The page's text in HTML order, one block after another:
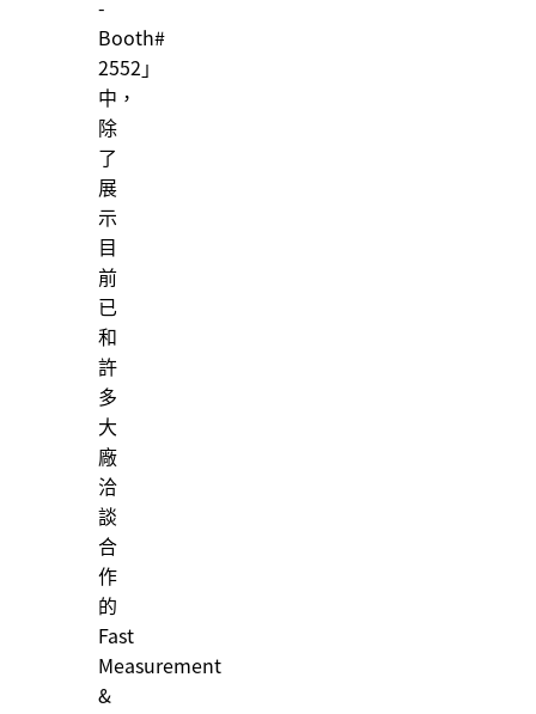
-
Booth#
2552」
中，
除
了
展
示
目
前
已
和
許
多
大
廠
洽
談
合
作
的
Fast
Measurement
&